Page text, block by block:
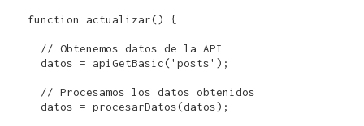
function actualizar() {
  datos = apiGetBasic('posts');
  datos = procesarDatos(datos);